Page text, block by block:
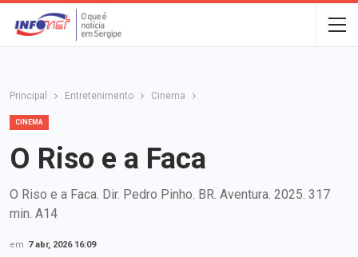
Principal Entretenimento Cinema
CINEMA
O Riso e a Faca
O Riso e a Faca. Dir. Pedro Pinho. BR. Aventura. 2025. 317
min. A14
em 7 abr, 2026 16:09